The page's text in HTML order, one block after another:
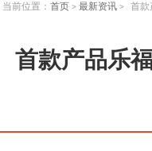
当前位置： 首页 > 最新资讯 > 首款
首款产品乐